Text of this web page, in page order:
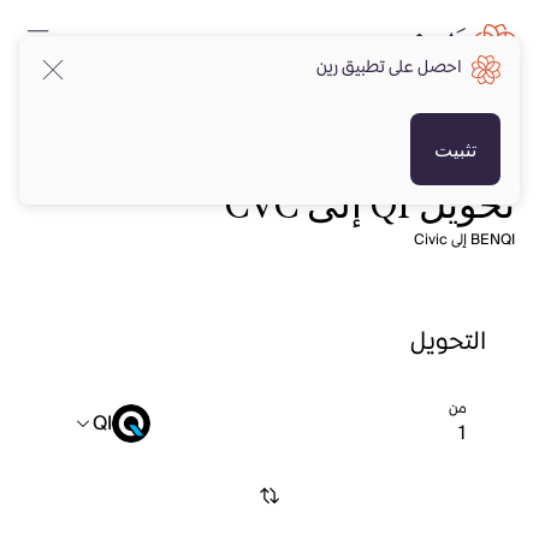
تحويل QI إلى CVC
BENQI إلى Civic
التحويل
من QI
احصل على تطبيق رين
تثبيت